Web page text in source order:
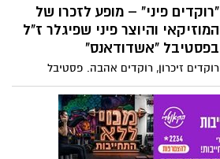
נט" לקוראי האתר לנסות ולהכריע בשאלה
הנצחית - מי הפלאפל הכי טוב בעיר... אנחנו
במערכת סבורים שהמובילים הינם: פלאפל
להציע בתגובותיכם כאן גם דוכני פלאפל
אחרים, אך רק מנס ציונה ! ענו על הסקר בסוף
הכתבה!
"רוקדים פיני" – מופע לזכרו של
המוזיקאי והיוצר פיני שפיגלר ז"ל
בפסטיבל "אשדודאנס"
רוקדים זיכרון, רוקדים אהבה. פסטיבל
אשדודאנס מצדיע לפיני שפיגלר ז"ל: בין 7
ל־10 ביולי תתקיים באשדוד המהדורה
השמינית של פסטיבל אשדודאנס – פסטיבל
המחול הבינלאומי הגדול בישראל. במופע